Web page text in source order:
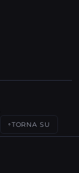
↑TORNA SU